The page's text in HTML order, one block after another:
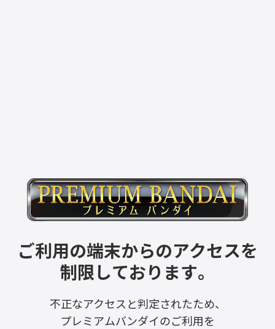
ご利用の端末からのアクセスを
制限しております。
不正なアクセスと判定されたため、
プレミアムバンダイのご利用を